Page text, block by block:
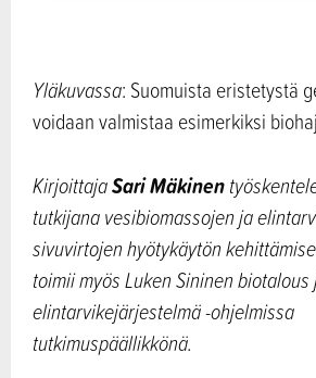
Yläkuvassa: Suomuista eristetystä
voidaan valmistaa esimerkiksi
KirjoittajaSari Mäkinen
tutkijana vesibiomassojen ja
sivuvirtojen hyötykäytön
toimii myös Luken Sininen
elintarvikejärjestelmä -ohjelmissa
tutkimuspäällikkönä.